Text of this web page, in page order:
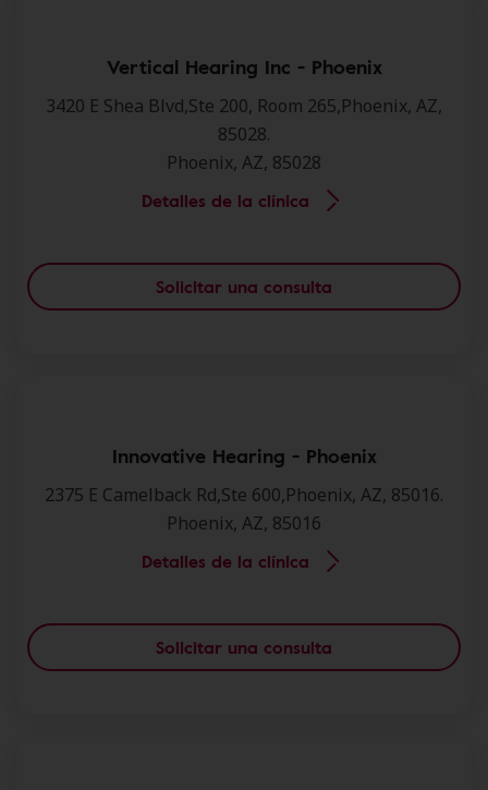
Vertical Hearing Inc - Phoenix
3420 E Shea Blvd,Ste 200, Room 265,Phoenix, AZ,
85028.
Phoenix, AZ, 85028
Detalles de la clínica
Solicitar una consulta
Innovative Hearing - Phoenix
2375 E Camelback Rd,Ste 600,Phoenix, AZ, 85016.
Phoenix, AZ, 85016
Detalles de la clínica
Solicitar una consulta